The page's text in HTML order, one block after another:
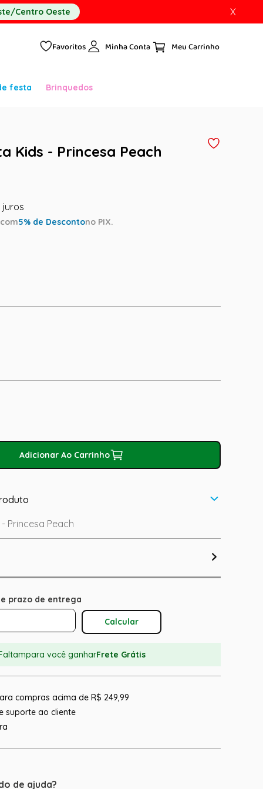
Centro Oeste X
Favoritos Minha Conta
festa Brinquedos
Kids - Princesa Peach
com5% de Descontono PIX.
Adicionar Ao Carrinho
Princesa Peach
Calcular O Frete
para você ganharFrete Grátis
compras acima de R$ 249,99
suporte ao cliente
de ajuda?